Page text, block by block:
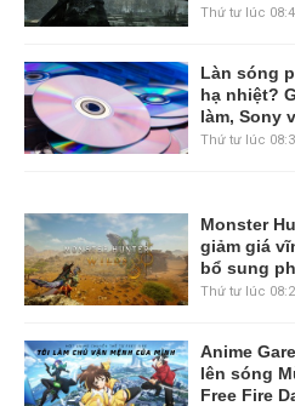
Thứ tư lúc
Làn sóng
hạ nhiệt?
làm, Sony
Thứ tư lúc
Monster
giảm giá
bổ sung
Thứ tư lúc
Anime
lên sóng
Free Fire